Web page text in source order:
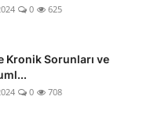
0 625
Kronik Sorunları ve
0 708